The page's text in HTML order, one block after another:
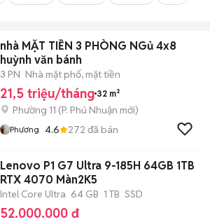
nhà MẶT TIỀN 3 PHÒNG NGủ 4x8
huỳnh văn bánh
3 PN Nhà mặt phố, mặt tiền
21,5 triệu/tháng 32 m²
Phường 11 (P. Phú Nhuận mới)
Phương 4.6 272 đã bán
Lenovo P1 G7 Ultra 9-185H 64GB 1TB
RTX 4070 Màn2K5
Intel Core Ultra 64 GB 1 TB SSD
52.000.000 đ